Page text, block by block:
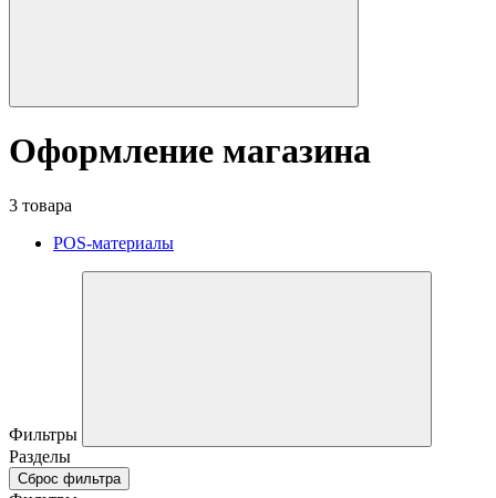
Оформление магазина
3 товара
POS-материалы
Фильтры
Разделы
Сброс фильтра